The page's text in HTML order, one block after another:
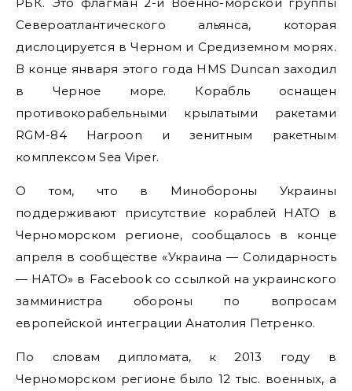
Североатлантического альянса, которая
дислоцируется в Черном и Средиземном морях.
В конце января этого года HMS Duncan заходил
в Черное море. Корабль оснащен
противокорабельными крылатыми ракетами
RGM-84 Harpoon и зенитным ракетным
комплексом Sea Viper.
О том, что в Минобороны Украины
поддерживают присутствие кораблей НАТО в
Черноморском регионе, сообщалось в конце
апреля в сообществе «Украина — Солидарность
— НАТО» в Facebook со ссылкой на украинского
замминистра обороны по вопросам
европейской интеграции Анатолия Петренко.
По словам дипломата, к 2013 году в
Черноморском регионе было 12 тыс. военных, а